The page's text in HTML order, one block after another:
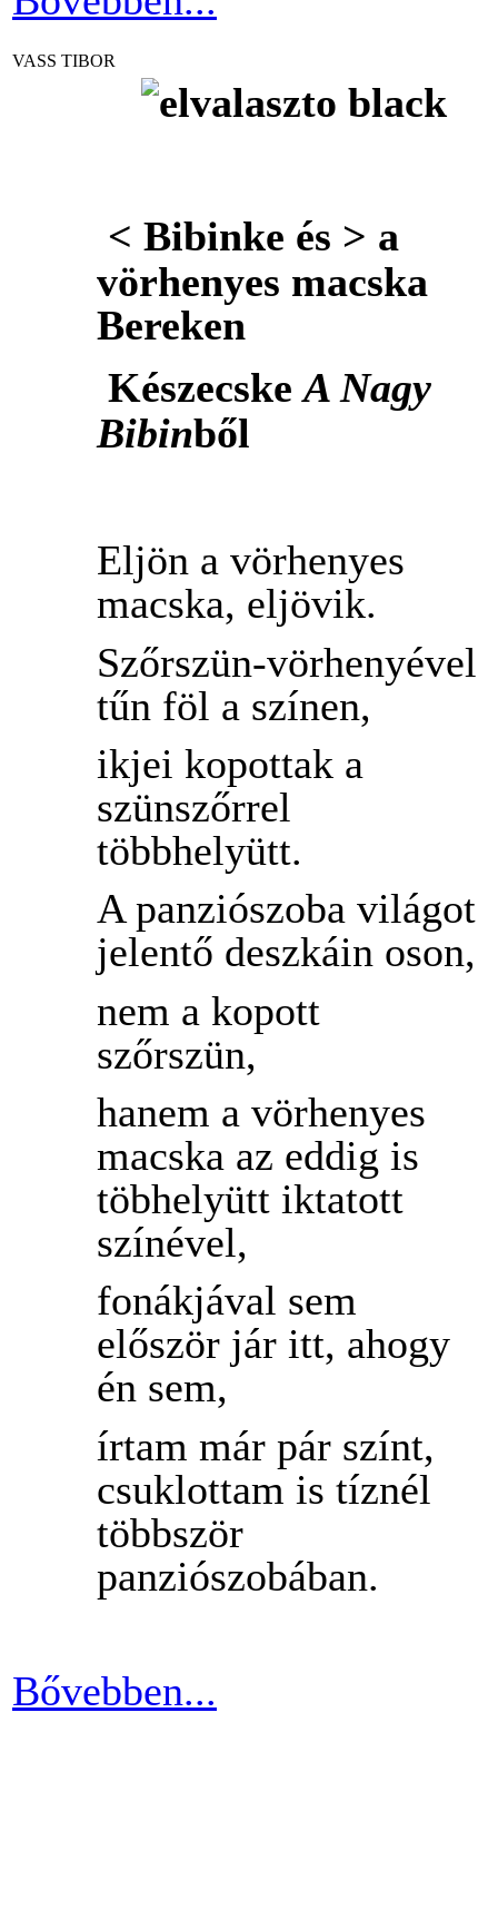
VASS TIBOR
< Bibinke és > a
vörhenyes macska
Bereken
KészecskeA Nagy
Bibinből
Eljön a vörhenyes
macska, eljövik.
Szőrszün-vörhenyével
tűn föl a színen,
ikjei kopottak a
szünszőrrel
többhelyütt.
A panziószoba világot
jelentő deszkáin oson,
nem a kopott
szőrszün,
hanem a vörhenyes
macska az eddig is
töbhelyütt iktatott
színével,
fonákjával sem
először jár itt, ahogy
én sem,
írtam már pár színt,
csuklottam is tíznél
többször
panziószobában.
Bővebben...